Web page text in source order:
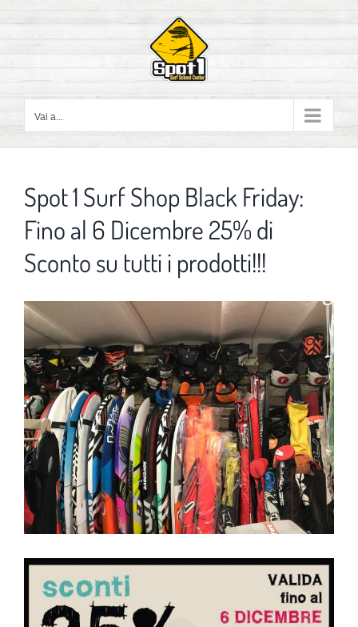
contenuto
Vai a...
Spot 1 Surf Shop Black Friday:
Fino al 6 Dicembre 25% di
Sconto su tutti i prodotti!!!
Ingrandisci
immagine